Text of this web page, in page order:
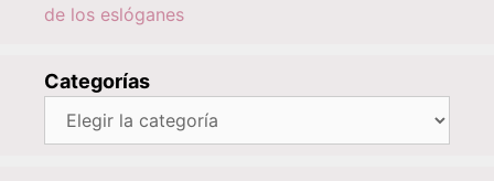
de los eslóganes
Categorías